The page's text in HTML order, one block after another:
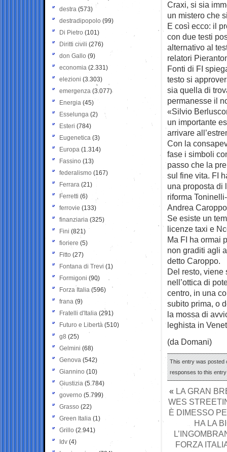
Craxi, si sia
un mistero che
E così ecco: il
con due testi
alternativo al
relatori
Fonti di FI
testo si
sia quella di
permanesse il
«Silvio
un importante
arrivare
Con la
fase i simboli
passo che la
sul fine vita. FI
una proposta di
riforma
Andrea
Se esiste un
licenze taxi e
Ma FI ha ormai
non graditi agli
detto Caroppo.
Del resto, viene
nell’ottica di
centro, in una
subito prima, o
la mossa di
leghista in
(da Domani)
This entry was posted
responses to this
« LA GRAN
WES
È DIMESSO
HA LA
FORZA
destra (573)
destradipopolo (99)
Di Pietro (101)
Diritti civili (276)
don Gallo (9)
economia (2.331)
elezioni (3.303)
emergenza (3.077)
Energia (45)
Esselunga (2)
Esteri (784)
Eugenetica (3)
Europa (1.314)
Fassino (13)
federalismo (167)
Ferrara (21)
Ferretti (6)
ferrovie (133)
finanziaria (325)
Fini (821)
fioriere (5)
Fitto (27)
Fontana di Trevi (1)
Formigoni (90)
Forza Italia (596)
frana (9)
Fratelli d'Italia (291)
Futuro e Libertà (510)
g8 (25)
Gelmini (68)
Genova (542)
Giannino (10)
Giustizia (5.784)
governo (5.799)
Grasso (22)
Green Italia (1)
Grillo (2.941)
Idv (4)